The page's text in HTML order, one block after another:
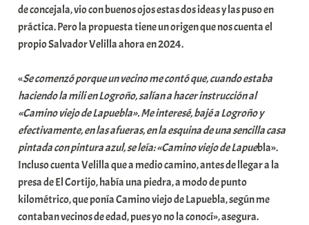
de concejala, vio con buenos ojos estas dos ideas y las puso en
práctica. Pero la propuesta tiene un origen que nos cuenta el
propio Salvador Velilla ahora en 2024.
«Se comenzó porque un vecino me contó que, cuando estaba
haciendo la mili en Logroño, salían a hacer instrucción al
«Camino viejo de Lapuebla». Me interesé, bajé a Logroño y
efectivamente, en las afueras, en la esquina de una sencilla casa
pintada con pintura azul, se leía: «Camino viejo de Lapuebla».
Incluso cuenta Velilla que a medio camino, antes de llegar a la
presa de El Cortijo, había una piedra, a modo de punto
kilométrico, que ponía Camino viejo de Lapuebla, según me
contaban vecinos de edad, pues yo no la conocí», asegura.